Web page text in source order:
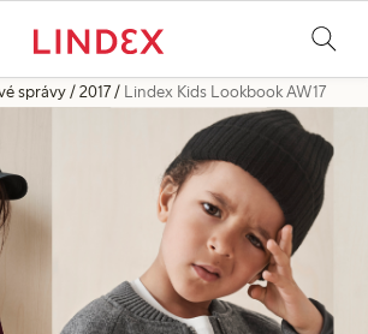
správy 2017 Lindex Kids Lookbook AW17